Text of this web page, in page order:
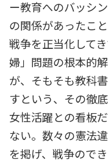
ー教育へのバッシ
の関係があったこ
戦争を正当化して
婦」問題の根本的
が、そもそも教科
すという、その徹
女性活躍との看板
ない。数々の憲法
を掲げ、戦争ので